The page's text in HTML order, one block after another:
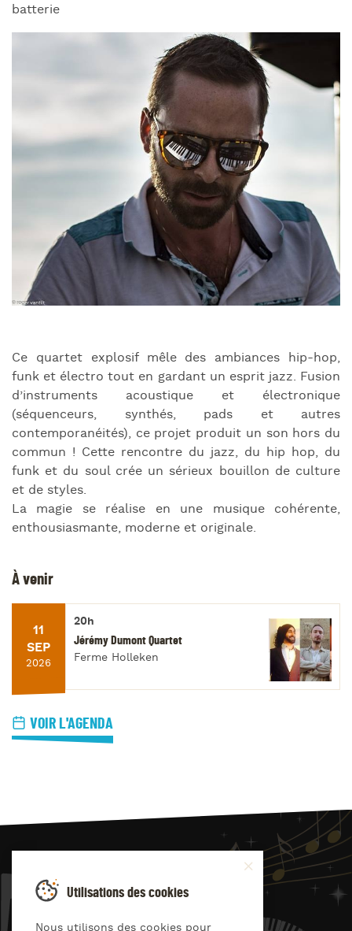
batterie
Ce quartet explosif mêle des ambiances hip-hop,
funk et électro tout en gardant un esprit jazz. Fusion
d’instruments acoustique et électronique
(séquenceurs, synthés, pads et autres
contemporanéités), ce projet produit un son hors du
commun ! Cette rencontre du jazz, du hip hop, du
funk et du soul crée un sérieux bouillon de culture
et de styles.
La magie se réalise en une musique cohérente,
enthousiasmante, moderne et originale.
À venir
11
SEP
2026
20h
Jérémy Dumont Quartet
Ferme Holleken
VOIR L'AGENDA
JAZZ4
Utilisations des cookies
Nous utilisons des cookies pour